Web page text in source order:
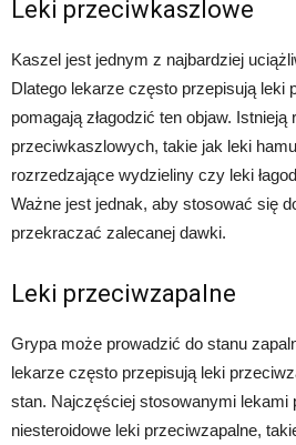
Leki przeciwkaszlowe
Kaszel jest jednym z najbardziej
Dlatego lekarze często przepisują leki
pomagają złagodzić ten objaw.
przeciwkaszlowych, takie jak leki
rozrzedzające wydzieliny czy leki
Ważne jest jednak, aby stosować się
przekraczać zalecanej dawki.
Leki przeciwzapalne
Grypa może prowadzić do stanu
lekarze często przepisują leki
stan. Najczęściej stosowanymi lekami
niesteroidowe leki przeciwzapalne,